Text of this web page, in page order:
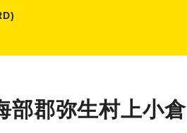
部郡弥生村上小倉